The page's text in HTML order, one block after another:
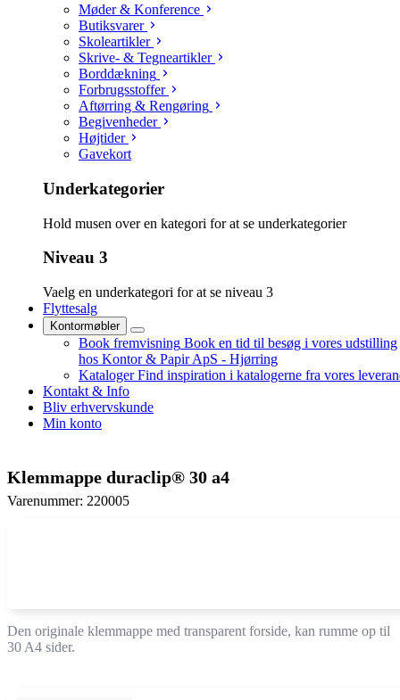
Møder & Konference
Butiksvarer
Skoleartikler
Skrive- & Tegneartikler
Borddækning
Forbrugsstoffer
Aftørring & Rengøring
Begivenheder
Højtider
Gavekort
Underkategorier
Hold musen over en kategori for at se underkategorier
Niveau 3
Vaelg en underkategori for at se niveau 3
Flyttesalg
Kontormøbler
Book fremvisning Book en tid til besøg i vores udstilling
hos Kontor & Papir ApS - Hjørring
Kataloger Find inspiration i katalogerne fra vores
Kontakt & Info
Bliv erhvervskunde
Min konto
Klemmappe duraclip® 30 a4
Varenummer: 220005
Den originale klemmappe med transparent forside, kan rumme op til
30 A4 sider.